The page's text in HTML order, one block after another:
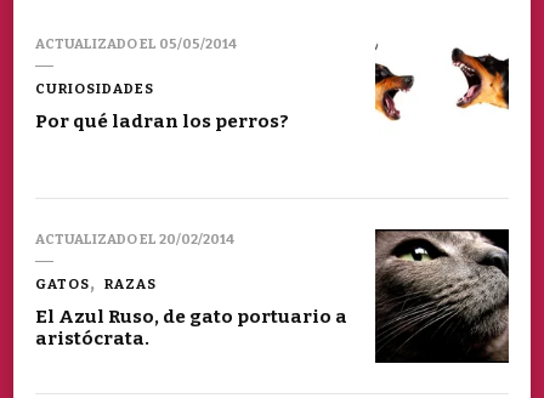
ACTUALIZADO EL 05/05/2014
CURIOSIDADES
Por qué ladran los perros?
ACTUALIZADO EL 20/02/2014
GATOS RAZAS
El Azul Ruso, de gato portuario a
aristócrata.